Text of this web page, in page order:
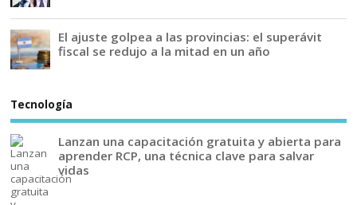
El ajuste golpea a las provincias: el superávit
fiscal se redujo a la mitad en un año
Tecnología
Lanzan una capacitación gratuita y abierta para
aprender RCP, una técnica clave para salvar
vidas